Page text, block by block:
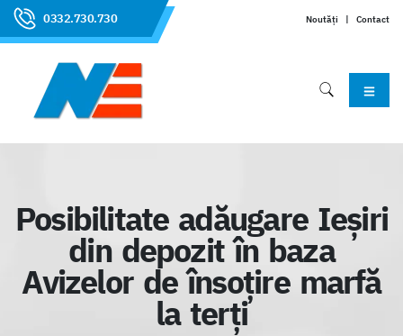
0332.730.730 Noutăți | Contact
Posibilitate adăugare Ieșiri
din depozit în baza
Avizelor de însoțire marfă
la terți